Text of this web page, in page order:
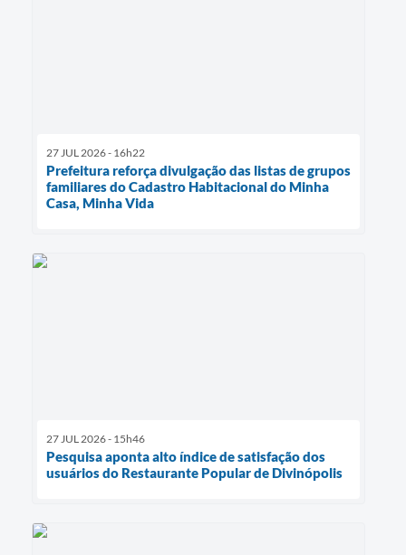
27 JUL 2026 - 16h22
Prefeitura reforça divulgação das listas de grupos
familiares do Cadastro Habitacional do Minha
Casa, Minha Vida
27 JUL 2026 - 15h46
Pesquisa aponta alto índice de satisfação dos
usuários do Restaurante Popular de Divinópolis